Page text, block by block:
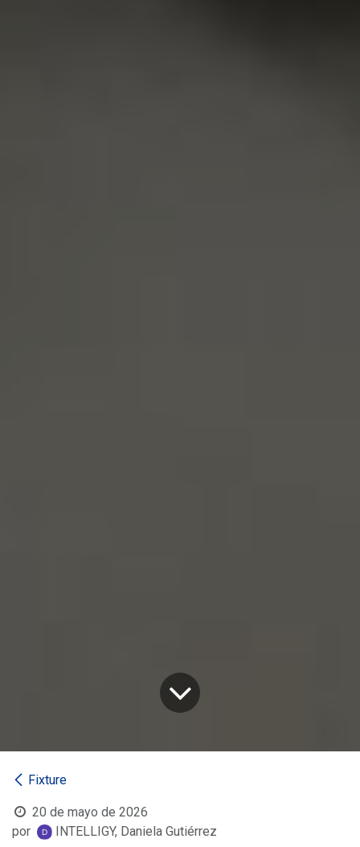
Fixture
20 de mayo de 2026
por
INTELLIGY, Daniela Gutiérrez